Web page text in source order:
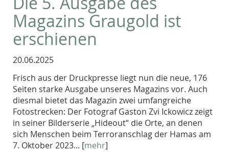
Magazins Graugold ist
erschienen
20.06.2025
Frisch aus der Druckpresse liegt nun die neue, 176
Seiten starke Ausgabe unseres Magazins vor. Auch
diesmal bietet das Magazin zwei umfangreiche
Fotostrecken: Der Fotograf Gaston Zvi Ickowicz zeigt
in seiner Bilderserie „Hideout“ die Orte, an denen
sich Menschen beim Terroranschlag der Hamas am
7. Oktober 2023... [mehr]